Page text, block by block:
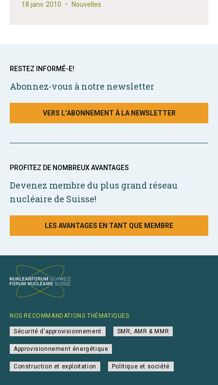
18 janv. 2010 • Nouvelles
RESTEZ INFORMÉ-E!
Abonnez-vous à notre newsletter
VERS L’ABONNEMENT À LA NEWSLETTER
PROFITEZ DE NOMBREUX AVANTAGES
Devenez membre du plus grand réseau
nucléaire de Suisse!
LES AVANTAGES EN TANT QUE MEMBRE
NOS RECOMMANDATIONS THÉMATIQUES
Sécurité d’approvisionnement SMR, AMR & MMR
Approvisionnement énergétique
Construction et exploitation Politique et société